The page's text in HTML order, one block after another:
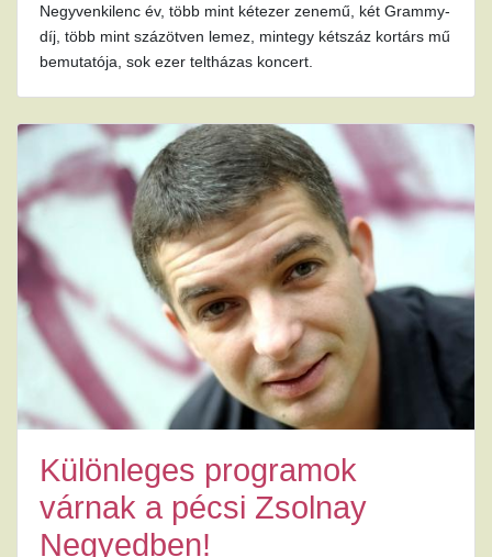
Negyvenkilenc év, több mint kétezer zenemű, két Grammy-
díj, több mint százötven lemez, mintegy kétszáz kortárs mű
bemutatója, sok ezer teltházas koncert.
Különleges programok
várnak a pécsi Zsolnay
Negyedben!